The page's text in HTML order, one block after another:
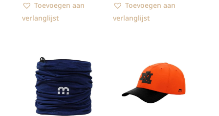
Toevoegen aan
verlanglijst
Toevoegen aan
verlanglijst